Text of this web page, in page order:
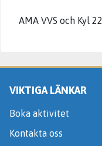
AMA VVS och Kyl 22
VIKTIGA LÄNKAR
Boka aktivitet
Kontakta oss